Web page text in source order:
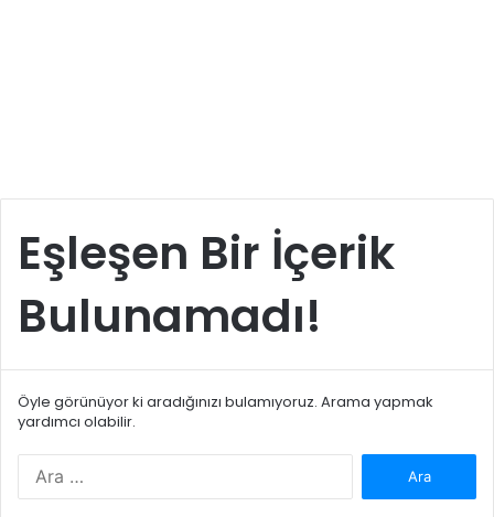
Eşleşen Bir İçerik
Bulunamadı!
Öyle görünüyor ki aradığınızı bulamıyoruz. Arama yapmak
yardımcı olabilir.